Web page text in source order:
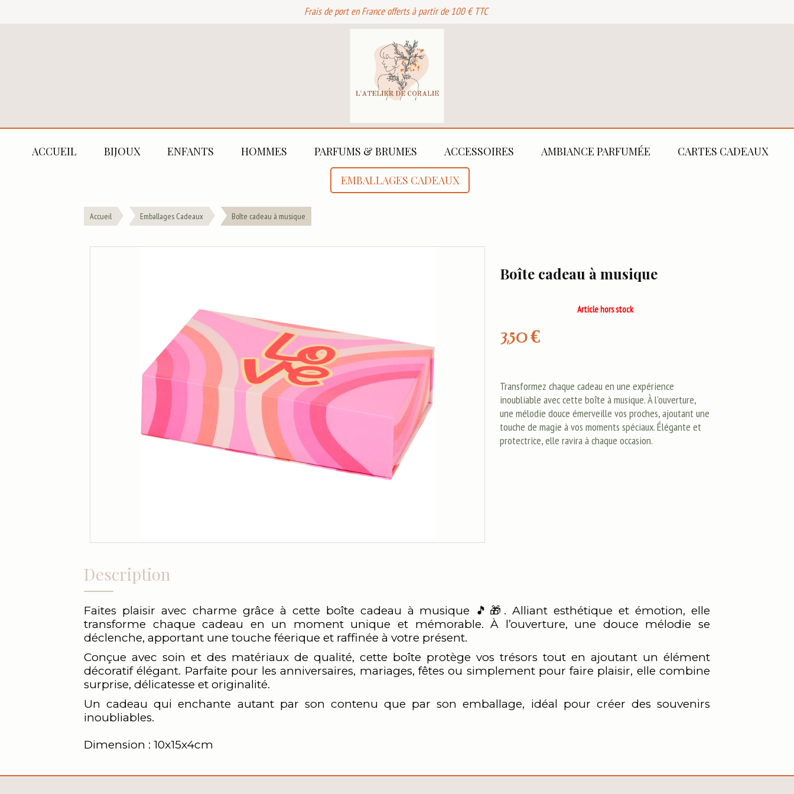
Frais de port en France offerts à partir de 100 € TTC
ACCUEIL BIJOUX ENFANTS HOMMES PARFUMS & BRUMES ACCESSOIRES AMBIANCE PARFUMÉE CARTES CADEAUX
EMBALLAGES CADEAUX
Accueil Emballages Cadeaux Boîte cadeau à musique
Boîte cadeau à musique
3,50€
Article hors stock
Transformez chaque cadeau en une expérience
inoubliable avec cette boîte à musique. À l'ouverture,
une mélodie douce émerveille vos proches, ajoutant une
touche de magie à vos moments spéciaux. Élégante et
protectrice, elle ravira à chaque occasion.
Description
Faites plaisir avec charme grâce à cette boîte cadeau à musique 🎵🎁. Alliant esthétique et émotion, elle
transforme chaque cadeau en un moment unique et mémorable. À l’ouverture, une douce mélodie se
déclenche, apportant une touche féerique et raffinée à votre présent.
Conçue avec soin et des matériaux de qualité, cette boîte protège vos trésors tout en ajoutant un élément
décoratif élégant. Parfaite pour les anniversaires, mariages, fêtes ou simplement pour faire plaisir, elle combine
surprise, délicatesse et originalité.
Un cadeau qui enchante autant par son contenu que par son emballage, idéal pour créer des souvenirs
inoubliables.
Dimension : 10x15x4cm